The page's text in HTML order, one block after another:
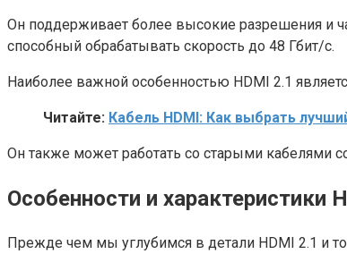
Он поддерживает более высокие разрешения и
способный обрабатывать скорость до 48 Гбит/с.
Наиболее важной особенностью HDMI 2.1
Читайте: Кабель HDMI: Как выбрать
Он также может работать со старыми кабелями
Особенности и характеристики
Прежде чем мы углубимся в детали HDMI 2.1 и то